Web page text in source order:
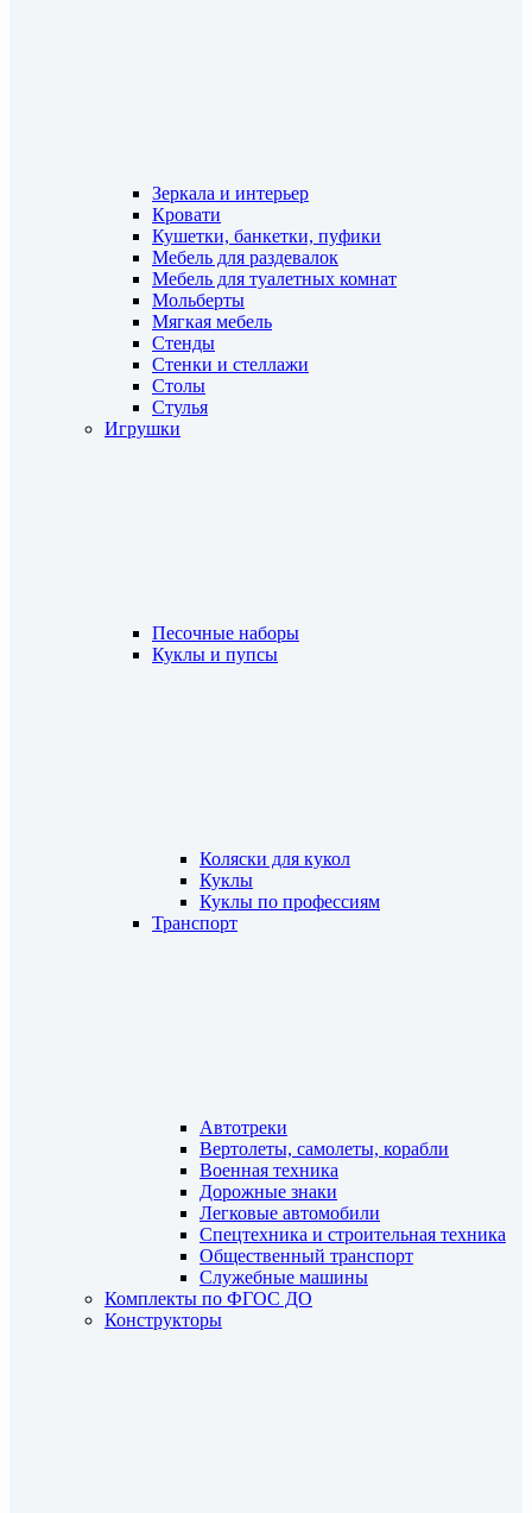
Зеркала и интерьер
Кровати
Кушетки, банкетки, пуфики
Мебель для раздевалок
Мебель для туалетных комнат
Мольберты
Мягкая мебель
Стенды
Стенки и стеллажи
Столы
Стулья
Игрушки
Песочные наборы
Куклы и пупсы
Коляски для кукол
Куклы
Куклы по профессиям
Транспорт
Автотреки
Вертолеты, самолеты, корабли
Военная техника
Дорожные знаки
Легковые автомобили
Спецтехника и строительная техника
Общественный транспорт
Служебные машины
Комплекты по ФГОС ДО
Конструкторы